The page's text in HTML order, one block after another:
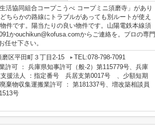
活協同組合コープこうべ コープミニ須磨寺」があり
ちらかの路線にトラブルがあっても別ルートが使え
件です。陽当たりの良い物件です。山陽電鉄本線須
かouchikun@kofusa.comからご連絡を。プロの専門
任せ下さい。
区平田町３丁目2-15
TEL:078-798-7091
許可 ： 兵庫県知事許可（般-2）第115779号、兵庫
援法人 ：指定番号 兵居支第0017号 、少額短期
棄物収集運搬業許可 ： 第181337号、増改築相談員
号